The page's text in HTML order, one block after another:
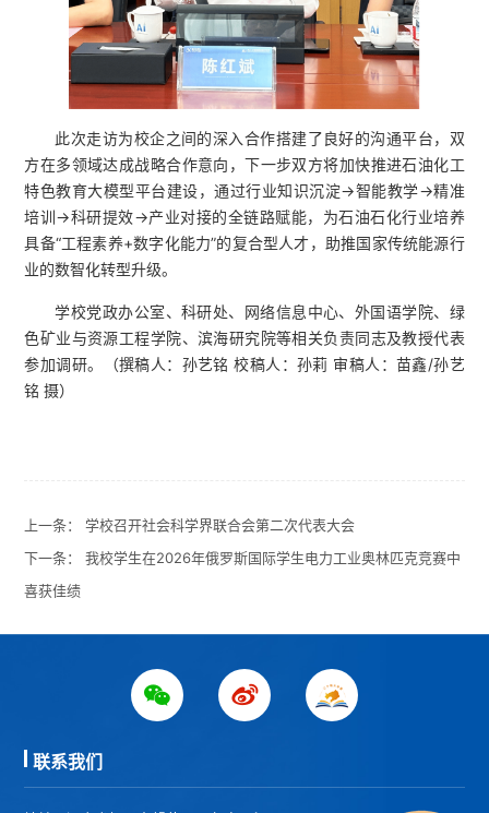
此次走访为校企之间的深入合作搭建了良好的沟通平台，双
方在多领域达成战略合作意向，下一步双方将加快推进石油化工
特色教育大模型平台建设，通过行业知识沉淀→智能教学→精准
培训→科研提效→产业对接的全链路赋能，为石油石化行业培养
具备“工程素养+数字化能力”的复合型人才，助推国家传统能源行
业的数智化转型升级。
学校党政办公室、科研处、网络信息中心、外国语学院、绿
色矿业与资源工程学院、滨海研究院等相关负责同志及教授代表
参加调研。
（撰稿人：孙艺铭 校稿人：孙莉 审稿人：苗鑫/孙艺
铭 摄）
上一条：学校召开社会科学界联合会第二次代表大会
下一条：我校学生在2026年俄罗斯国际学生电力工业奥林匹克竞赛中
喜获佳绩
联系我们